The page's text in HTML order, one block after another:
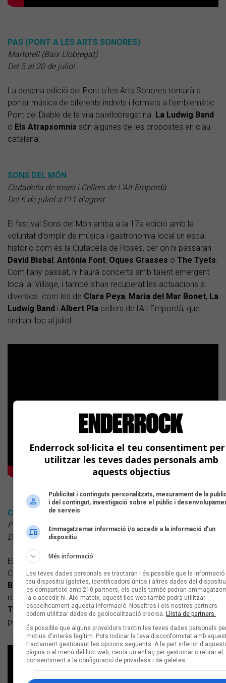
PAS (PONT A LES ARTS SONORES)
Martorell (Baix Llobregat)
Del 5 al 20 de juliol
La desena edició del Pont a les Arts Sonores tornarà a
portar música de diferents indrets i formats a l’emblemàtic
Pont del Diable de la vila baixllobregatina. La Ludwig Band
o Els Atrapsomnis són algunes de les propostes en clau
catalana.
SONS DEL MÓN
Ciutadella de roses i Cellers de L'Alt Empordà
Del 6 de juliol a l’11 d’agost
El festival Sons del Món arriba a la 17a edició amb la
voluntat d’omplir de música i gastronomia local un espai
històric com és la Ciutadella de Roses, per on hi passaran
David Bisbal, Antònia Font, Oques Grasses o The Tyets.
Com l’any passat, hi haurà concerts amb talent emergent
local al Village, i també s’han recuperat les actuacions a
diversos com les de Clara Peya, Maria del Mar Bonet, La
Ludwig Band i Albert Pla cellers de l’Alt Empordà, que
tindran lloc al juliol.
CRUÏLLA
Parc del Fòrum — Barcelona (Barcelonès)
Del 10 al 13 de juliol
El Parc del Fòrum acollirà una nova edició del festival
Cruïlla, que combina noms internacionals comPet Shop
Boys ,The Smashing PumpkinsoAvril Lavigneamb
referents de l’escena catalana comOques Grasses, The
Tyets, Figa Flawas o 31 FAM. Sempre deixant l’oportunitat
per descobrir propostes alternatives de qualitat.
Enderrock sol·licita el teu consentiment
utilitzar les teves dades personals amb
aquests objectius
Publicitat i continguts personalitzats, mesurament de la
i del contingut, investigació sobre el públic i
de serveis
Emmagatzemar informació i/o accedir a la informació d’un
dispositiu
Més informació
Les teves dades personals es tractaran i és possible que la informació
teu dispositiu (galetes, identificadors únics i altres dades del
es comparteixi amb 210 partners, els quals també podran
la o accedir-hi. Així mateix, aquest lloc web també podrà utilitzar
específicament aquesta informació. Nosaltres i els nostres partners
podem utilitzar dades de geolocalització precisa. Llista de partners.
És possible que alguns proveïdors tractin les teves dades personals
motius d'interès legítim. Pots indicar la teva disconformitat amb
tractament gestionant les opcions següents. A la part inferior
pàgina o al menú del lloc web, cerca un enllaç per gestionar o retirar el
consentiment a la configuració de privadesa i de galetes.